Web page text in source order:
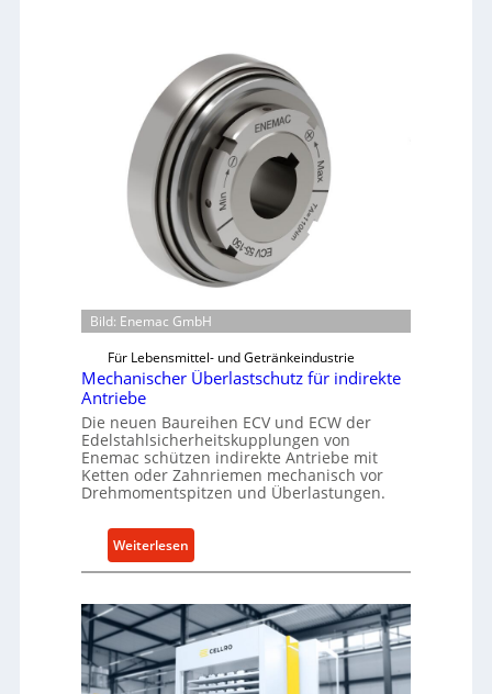
Bild: Enemac GmbH
Für Lebensmittel- und Getränkeindustrie
Mechanischer Überlastschutz für indirekte
Antriebe
Die neuen Baureihen ECV und ECW der
Edelstahlsicherheitskupplungen von
Enemac schützen indirekte Antriebe mit
Ketten oder Zahnriemen mechanisch vor
Drehmomentspitzen und Überlastungen.
Weiterlesen
M
c
h
n